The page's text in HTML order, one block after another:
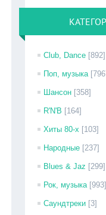
Club, Dance [892]
Поп, музыка
Шансон [358]
R'N'B [164]
Хиты 80-х [103]
Народные [237]
Blues & Jaz [299]
Рок, музыка [993]
Саундтреки [3]